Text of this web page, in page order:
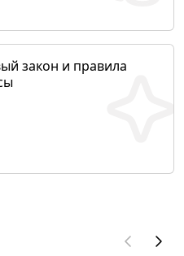
закон и правила